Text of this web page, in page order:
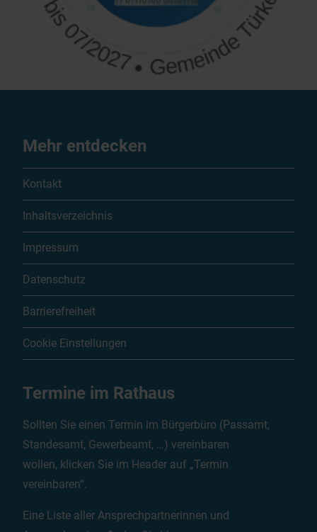
Mehr entdecken
Kontakt
Inhaltsverzeichnis
Impressum
Datenschutz
Barrierefreiheit
Cookie Einstellungen
Termine im Rathaus
Sollten Sie einen Termin im Bürgerbüro (Passamt,
Standesamt, Gewerbeamt, …) vereinbaren
wollen, klicken Sie im Header auf „Termin
vereinbaren“.
Eine Liste aller Ansprechpartnerinnen und